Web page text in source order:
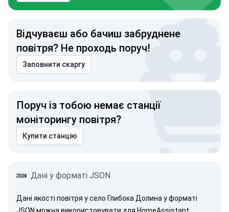
Відчуваєш або бачиш забруднене
повітря? Не проходь поруч!
Заповнити скаргу
Поруч із тобою немає станції
моніторингу повітря?
Купити станцію
Дані у форматі JSON
Дані якості повітря у село Глибока Долина у форматі